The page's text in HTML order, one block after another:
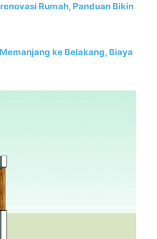
Rumah, Panduan Bikin
ke Belakang, Biaya